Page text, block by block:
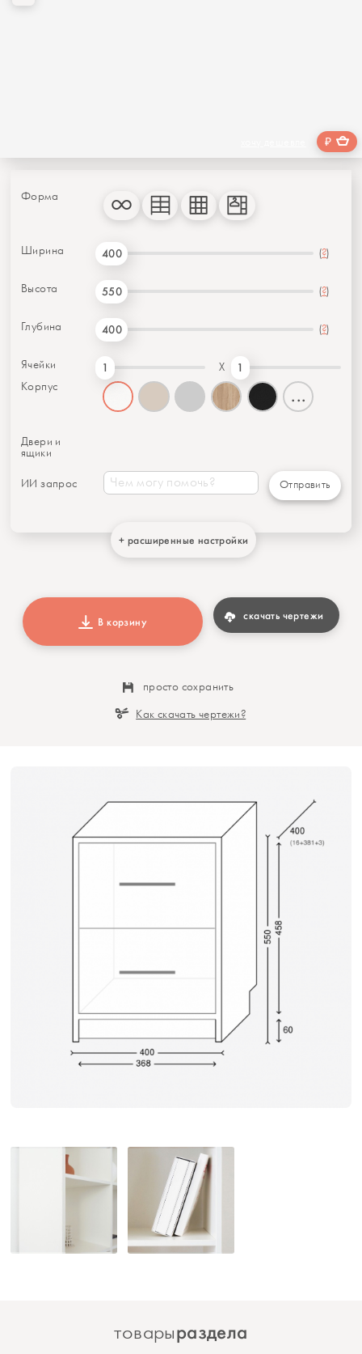
₽
Форма
Ширина 400 (?)
Высота 550 (?)
Глубина 400 (?)
Ячейки 1 X 1
Корпус ...
Двери и
ящики
ИИ запрос Отправить
+ расширенные настройки
В корзину скачать чертежи
просто сохранить
Как скачать чертежи?
товарыраздела